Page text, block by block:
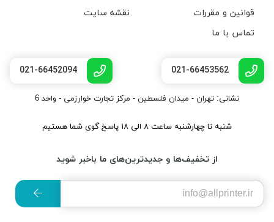
قوانین و مقررات
نقشه سایت
تماس با ما
021-66453562
021-66452094
نشانی: تهران - میدان فلسطین - مرکز تجارت خوارزمی - واحد 6
شنبه تا چهارشنبه ساعت ۸ الی ۱۸ پاسخ گوی شما هستیم
از تخفیف‌ها و جدیدترین‌های ما باخبر شوید